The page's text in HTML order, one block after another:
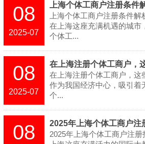
08
2025-07
上海个体工商户注册条件解
在上海这座充满机遇的城市
个体工...
08
2025-07
在上海注册个体工商户，
在上海注册个体工商户，这
作为我国经济中心，吸引着
个...
08 2025年上海个体工商户注
2025年上海个体工商户注册